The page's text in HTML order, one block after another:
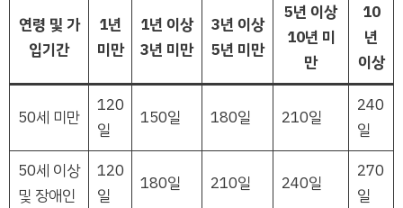
연령 및 가
입기간
1년
미만
1년 이상
3년 미만
3년 이상
5년 미만
5년 이상
10년 미
만
10
년
이상
50세 미만
120
일
150일 180일 210일
240
일
50세 이상
및 장애인
120
일
180일 210일 240일
270
일